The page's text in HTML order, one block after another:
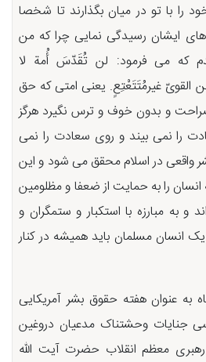
را با تو در میان بگذارند تا شخصا
های ایشان رسیدگی نمایی چرا که من
که می فرمود: لن تُقَدّسَ أُمة لا
غیرمُتَتَعْتِعٍ. یعنی امتی که حق
و بدون خوف و ترس نگیرد هرگز
نمی بیند و روی سعادت را نمی
واقعی در اسلام محقق می شود و این
را به حمایت از ضعفا و مظلومین
مبارزه با استکبار و ستمگران و
مسلمان باید همیشه در کنار
به عنوان هفته حقوق بشر آمریکایی
جنایات وحشتناک مدعیان دروغین
معظم انقلاب حضرت آیت الله